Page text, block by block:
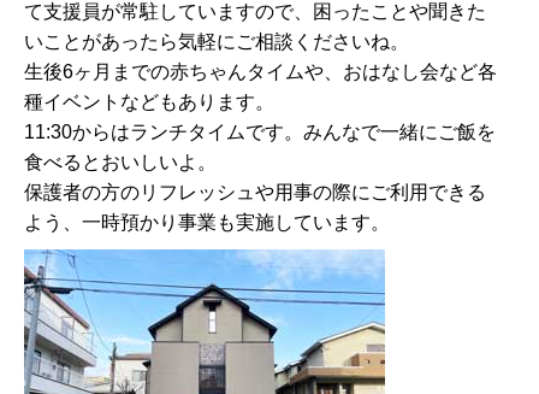
て支援員が常駐していますので、困ったことや聞きた
いことがあったら気軽にご相談くださいね。
生後6ヶ月までの赤ちゃんタイムや、おはなし会など各
種イベントなどもあります。
11:30からはランチタイムです。みんなで一緒にご飯を
食べるとおいしいよ。
保護者の方のリフレッシュや用事の際にご利用できる
よう、一時預かり事業も実施しています。